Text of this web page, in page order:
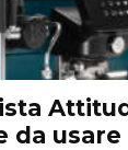
da usare